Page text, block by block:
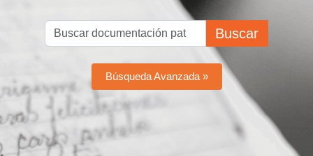
Buscar
Búsqueda Avanzada »